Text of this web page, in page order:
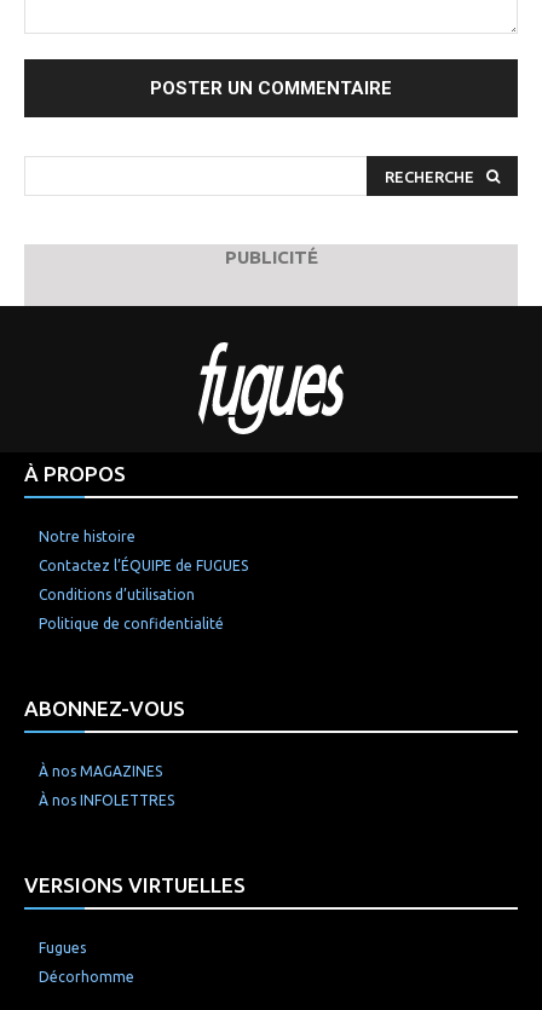
RECHERCHE
PUBLICITÉ
À PROPOS
Notre histoire
Contactez l’ÉQUIPE de FUGUES
Conditions d’utilisation
Politique de confidentialité
ABONNEZ-VOUS
À nos MAGAZINES
À nos INFOLETTRES
VERSIONS VIRTUELLES
Fugues
Décorhomme